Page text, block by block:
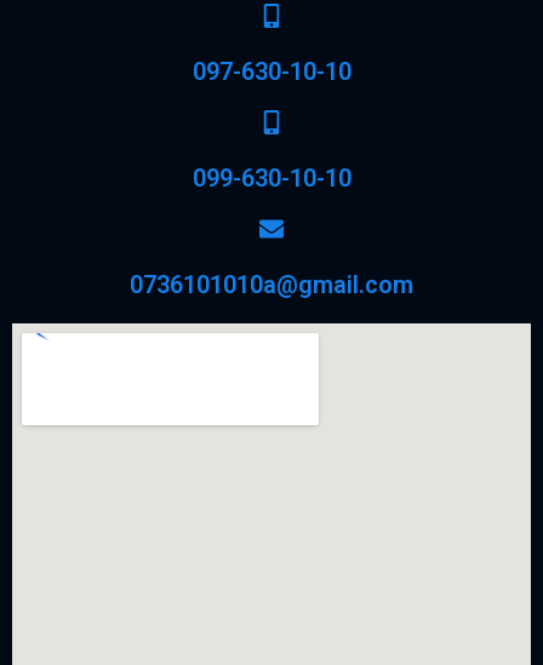
097-630-10-10
099-630-10-10
0736101010a@gmail.com